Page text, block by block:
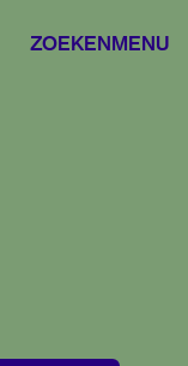
ZOEKENMENU